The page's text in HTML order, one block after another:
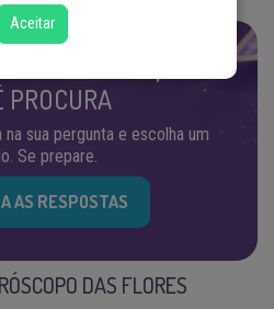
PROCURA
sua pergunta e escolha um
Se prepare.
AS RESPOSTAS
DAS FLORES
Aceitar